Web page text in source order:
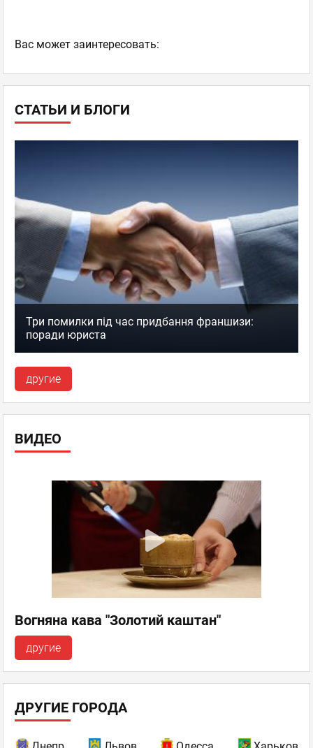
СТАТЬИ И БЛОГИ
Три помилки під час придбання франшизи:
поради юриста
другие
ВИДЕО
Вогняна кава "Золотий каштан"
другие
Ваc может заинтересовать:
ДРУГИЕ ГОРОДА